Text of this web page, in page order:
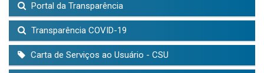
Portal da Transparência
Transparência COVID-19
Carta de Serviços ao Usuário - CSU